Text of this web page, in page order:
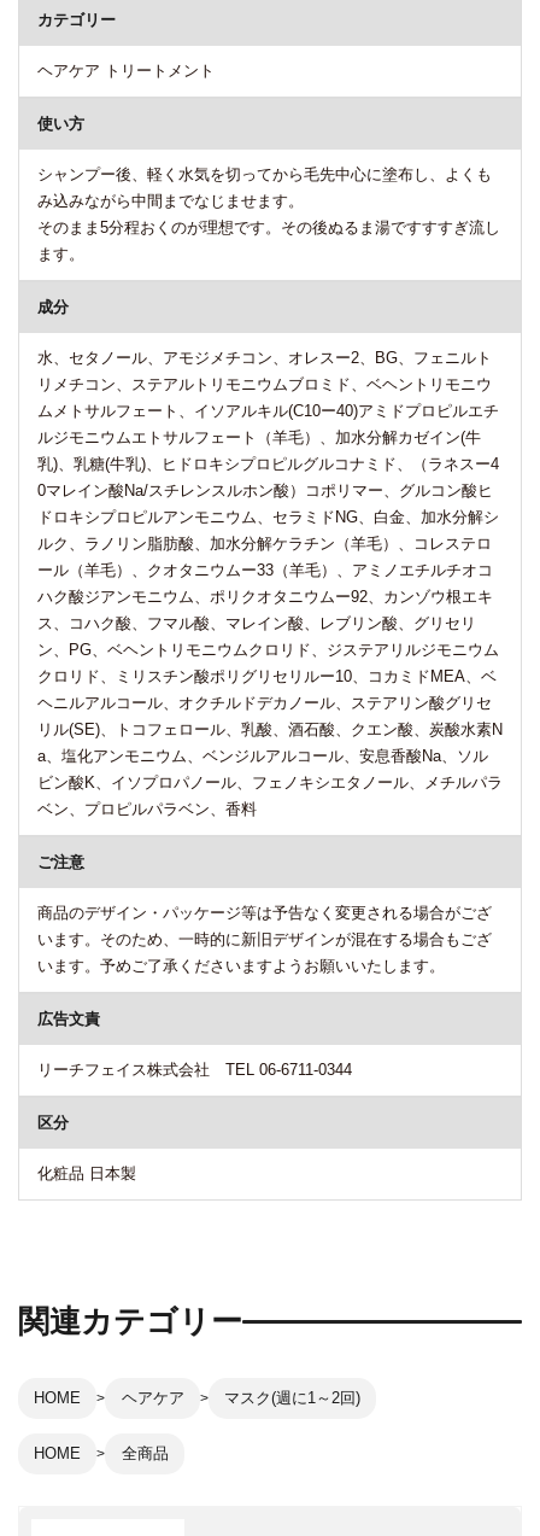
カテゴリー
ヘアケア トリートメント
使い方
シャンプー後、軽く水気を切ってから毛先中心に塗布し、よくも
み込みながら中間までなじませます。
そのまま5分程おくのが理想です。その後ぬるま湯ですすすぎ流し
ます。
成分
水、セタノール、アモジメチコン、オレスー2、BG、フェニルト
リメチコン、ステアルトリモニウムブロミド、ベヘントリモニウ
ムメトサルフェート、イソアルキル(C10ー40)アミドプロピルエチ
ルジモニウムエトサルフェート（羊毛）、加水分解カゼイン(牛
乳)、乳糖(牛乳)、ヒドロキシプロピルグルコナミド、（ラネスー4
0マレイン酸Na/スチレンスルホン酸）コポリマー、グルコン酸ヒ
ドロキシプロピルアンモニウム、セラミドNG、白金、加水分解シ
ルク、ラノリン脂肪酸、加水分解ケラチン（羊毛）、コレステロ
ール（羊毛）、クオタニウムー33（羊毛）、アミノエチルチオコ
ハク酸ジアンモニウム、ポリクオタニウムー92、カンゾウ根エキ
ス、コハク酸、フマル酸、マレイン酸、レブリン酸、グリセリ
ン、PG、ベヘントリモニウムクロリド、ジステアリルジモニウム
クロリド、ミリスチン酸ポリグリセリルー10、コカミドMEA、ベ
ヘニルアルコール、オクチルドデカノール、ステアリン酸グリセ
リル(SE)、トコフェロール、乳酸、酒石酸、クエン酸、炭酸水素N
a、塩化アンモニウム、ベンジルアルコール、安息香酸Na、ソル
ビン酸K、イソプロパノール、フェノキシエタノール、メチルパラ
ベン、プロピルパラベン、香料
ご注意
商品のデザイン・パッケージ等は予告なく変更される場合がござ
います。そのため、一時的に新旧デザインが混在する場合もござ
います。予めご了承くださいますようお願いいたします。
広告文責
リーチフェイス株式会社 TEL 06-6711-0344
区分
化粧品 日本製
関連カテゴリー
HOME ヘアケア マスク(週に1～2回)
HOME 全商品